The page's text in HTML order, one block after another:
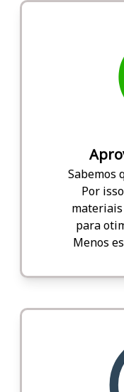
Sabemos
Por
materiais
para
Menos